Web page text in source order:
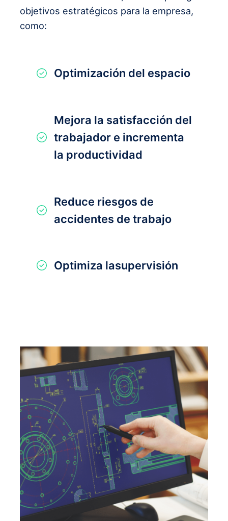
objetivos estratégicos para la empresa,
como:
Optimización del espacio
Mejora la satisfacción del
trabajador e incrementa
la productividad
Reduce riesgos de
accidentes de trabajo
Optimiza lasupervisión